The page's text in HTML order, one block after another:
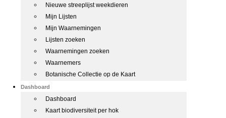
Nieuwe streeplijst weekdieren
Mijn Lijsten
Mijn Waarnemingen
Lijsten zoeken
Waarnemingen zoeken
Waarnemers
Botanische Collectie op de Kaart
Dashboard
Dashboard
Kaart biodiversiteit per hok